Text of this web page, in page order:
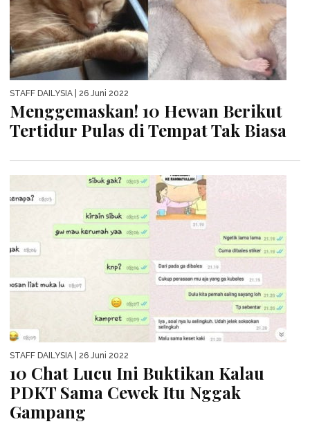
STAFF DAILYSIA | 26 Juni 2022
Menggemaskan! 10 Hewan Berikut
Tertidur Pulas di Tempat Tak Biasa
STAFF DAILYSIA | 26 Juni 2022
10 Chat Lucu Ini Buktikan Kalau
PDKT Sama Cewek Itu Nggak
Gampang